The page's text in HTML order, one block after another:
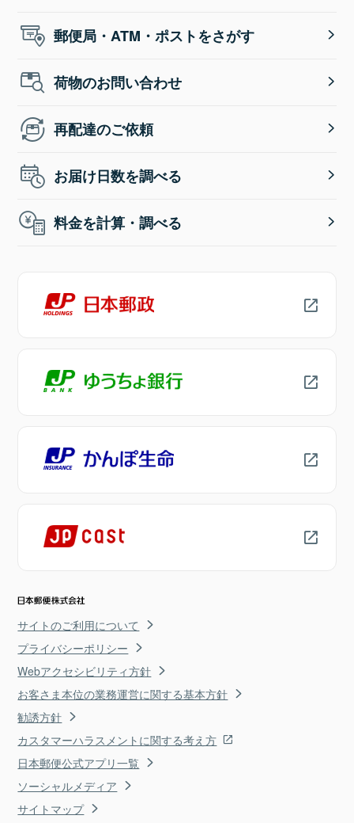
郵便局・ATM・ポストをさがす
荷物のお問い合わせ
再配達のご依頼
お届け日数を調べる
料金を計算・調べる
サイトのご利用について
プライバシーポリシー
Webアクセシビリティ方針
お客さま本位の業務運営に関する基本方針
勧誘方針
カスタマーハラスメントに関する考え方
日本郵便公式アプリ一覧
ソーシャルメディア
サイトマップ